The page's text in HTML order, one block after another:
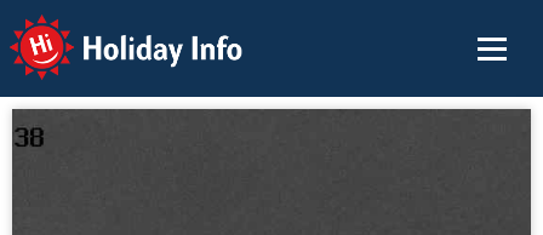
Holiday Info